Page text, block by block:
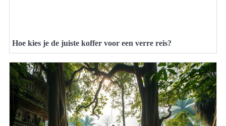
Hoe kies je de juiste koffer voor een verre reis?